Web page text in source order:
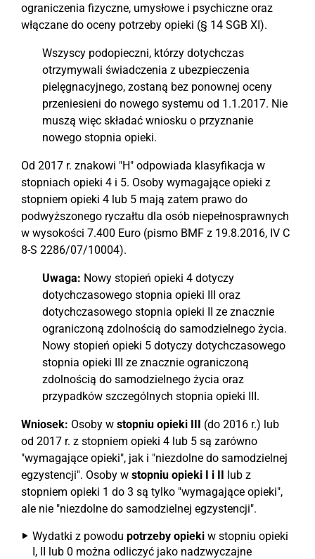
ograniczenia fizyczne, umysłowe i psychiczne oraz
włączane do oceny potrzeby opieki (§ 14 SGB XI).
Wszyscy podopieczni, którzy dotychczas
otrzymywali świadczenia z ubezpieczenia
pielęgnacyjnego, zostaną bez ponownej oceny
przeniesieni do nowego systemu od 1.1.2017. Nie
muszą więc składać wniosku o przyznanie
nowego stopnia opieki.
Od 2017 r. znakowi "H" odpowiada klasyfikacja w
stopniach opieki 4 i 5. Osoby wymagające opieki z
stopniem opieki 4 lub 5 mają zatem prawo do
podwyższonego ryczałtu dla osób niepełnosprawnych
w wysokości 7.400 Euro (pismo BMF z 19.8.2016, IV C
8-S 2286/07/10004).
Uwaga: Nowy stopień opieki 4 dotyczy
dotychczasowego stopnia opieki III oraz
dotychczasowego stopnia opieki II ze znacznie
ograniczoną zdolnością do samodzielnego życia.
Nowy stopień opieki 5 dotyczy dotychczasowego
stopnia opieki III ze znacznie ograniczoną
zdolnością do samodzielnego życia oraz
przypadków szczególnych stopnia opieki III.
Wniosek: Osoby w stopniu opieki III (do 2016 r.) lub
od 2017 r. z stopniem opieki 4 lub 5 są zarówno
"wymagające opieki", jak i "niezdolne do samodzielnej
egzystencji". Osoby w stopniu opieki I i II lub z
stopniem opieki 1 do 3 są tylko "wymagające opieki",
ale nie "niezdolne do samodzielnej egzystencji".
Wydatki z powodu potrzeby opieki w stopniu opieki
I, II lub 0 można odliczyć jako nadzwyczajne